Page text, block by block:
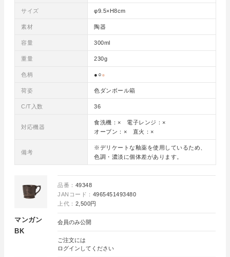
サイズ φ9.5×H8cm
素材 陶器
容量 300ml
重量 230g
色柄 ●○●
荷姿 色ダンボール箱
C/T入数 36
対応機器
食洗機：× 電子レンジ：×
オーブン：× 直火：×
備考
※デリケートな釉薬を使用しているため、
色調・濃淡に個体差があります。
マンガン
BK
品番： 49348
JANコード： 4965451493480
上代： 2,500円
会員のみ公開
ご注文には
ログイン してください